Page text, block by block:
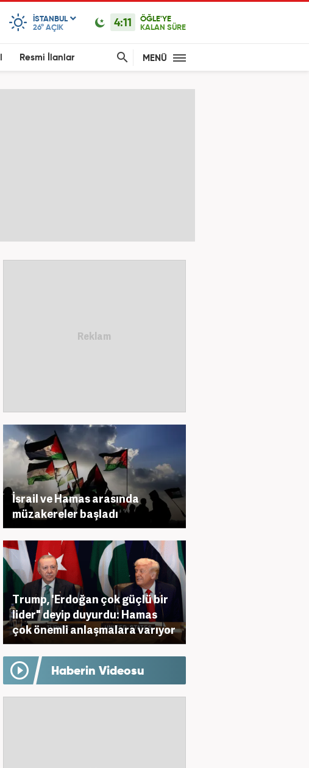
ISTANBUL
26° AÇIK 4:11
ÖĞLE'YE
KALAN SÜRE
Resmi İlanlar MENÜ
İsrail ve Hamas arasında
müzakereler başladı
Trump, 'Erdoğan çok güçlü bir
lider" deyip duyurdu: Hamas
çok önemli anlaşmalara varıyor
Haberin Videosu